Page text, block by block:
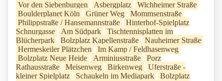
Vor den Siebenburgen Asbergplatz
Wichheimer Straße
Boulderplanet Köln
Grüner Weg
Mommsenstraße
Philippstraße / Hansemannstraße
Hinterhof-Spielplatz
Schnurgasse
Am Südpark
Tischtennisplatten im
Blücherpark
Bolzplatz Kapellenstraße
Nauheimer Straße
Hermeskeiler Plätzchen
Im Kamp / Feldhasenweg
Bolzplatz Neue Heide
Arminiusstraße
Porz
Rathausstraße
Meisenweg Birkenweg
Uferstraße -
kleiner Spielplatz
Schaukeln im Mediapark
Bolzplatz